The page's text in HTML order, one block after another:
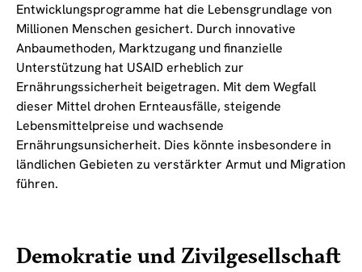
Entwicklungsprogramme hat die Lebensgrundlage von
Millionen Menschen gesichert. Durch innovative
Anbaumethoden, Marktzugang und finanzielle
Unterstützung hat USAID erheblich zur
Ernährungssicherheit beigetragen. Mit dem Wegfall
dieser Mittel drohen Ernteausfälle, steigende
Lebensmittelpreise und wachsende
Ernährungsunsicherheit. Dies könnte insbesondere in
ländlichen Gebieten zu verstärkter Armut und Migration
führen.
Demokratie und Zivilgesellschaft